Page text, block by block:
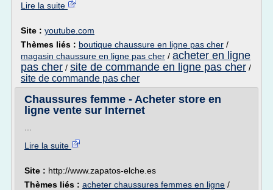
Lire la suite
Site : youtube.com
Thèmes liés : boutique chaussure en ligne pas cher /
magasin chaussure en ligne pas cher / acheter en ligne
pas cher / site de commande en ligne pas cher /
site de commande pas cher
Chaussures femme - Acheter store en
ligne vente sur Internet
Lire la suite
Site : http://www.zapatos-elche.es
Thèmes liés : acheter chaussures femmes en ligne /